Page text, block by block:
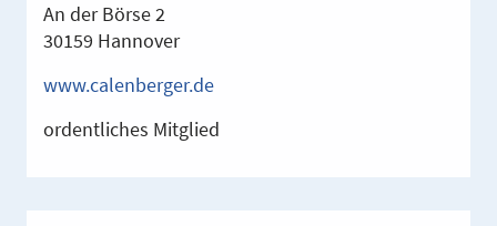
An der Börse 2
30159 Hannover
www.calenberger.de
ordentliches Mitglied